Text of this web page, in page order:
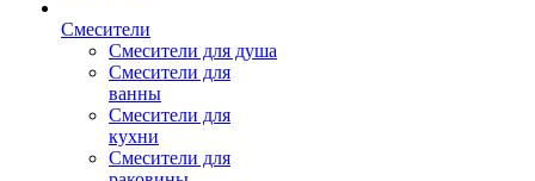
Смесители
Смесители для душа
Смесители для
ванны
Смесители для
кухни
Смесители для